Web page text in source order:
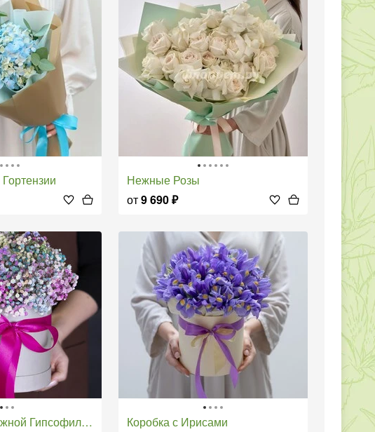
Гортензии
Нежные Розы
от9 690₽
Гипсофилой
Коробка с Ирисами